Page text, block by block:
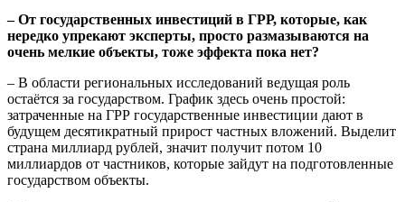
– От государственных инвестиций в ГРР, которые, как
нередко упрекают эксперты, просто размазываются на
очень мелкие объекты, тоже эффекта пока нет?
– В области региональных исследований ведущая роль
остаётся за государством. График здесь очень простой:
затраченные на ГРР государственные инвестиции дают в
будущем десятикратный прирост частных вложений. Выделит
страна миллиард рублей, значит получит потом 10
миллиардов от частников, которые зайдут на подготовленные
государством объекты.